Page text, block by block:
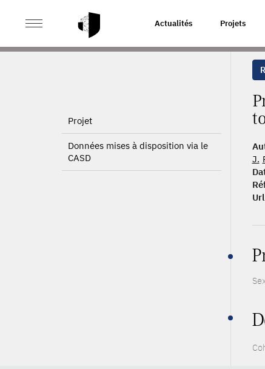
Actualités Projets
ACCUEIL PUBLICATIONS > PREVALENCE OF
Projet
Données mises à disposition via le
CASD
J.